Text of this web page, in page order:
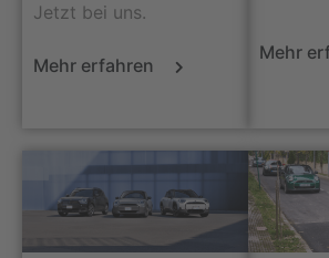
Jetzt bei uns.
Mehr erfahren
Mehr